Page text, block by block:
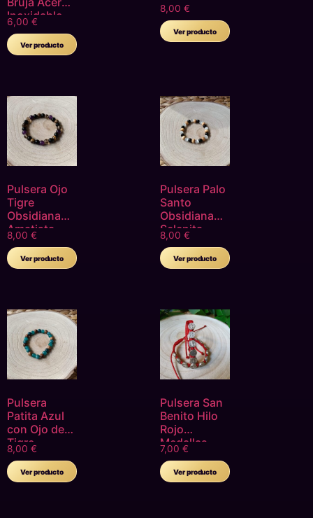
Inoxidable
6,00 €
Ver producto
8,00 €
Ver producto
Pulsera Ojo
Tigre
Obsidiana
Amatista
8,00 €
Ver producto
Pulsera Palo
Santo
Obsidiana
Selenita
8,00 €
Ver producto
Pulsera
Patita Azul
con Ojo de
Tigre
8,00 €
Ver producto
Pulsera San
Benito Hilo
Rojo
Medallas
Plateadas
Ajustable
7,00 €
Ver producto